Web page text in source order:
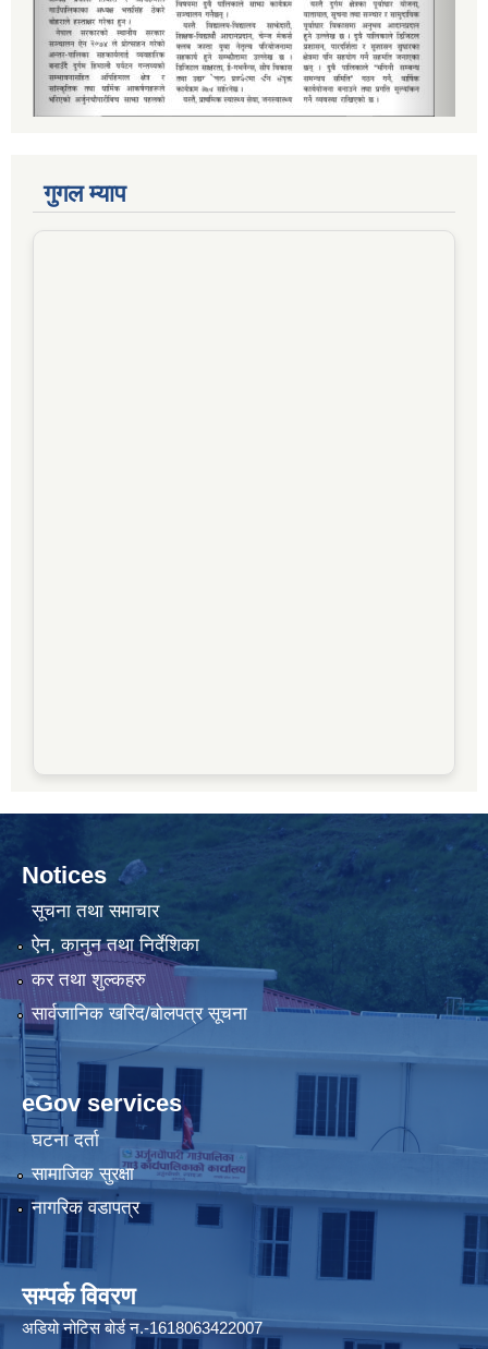
गुगल म्याप
Notices
सूचना तथा समाचार
ऐन, कानुन तथा निर्देशिका
कर तथा शुल्कहरु
सार्वजानिक खरिद/बोलपत्र सूचना
eGov services
घटना दर्ता
सामाजिक सुरक्षा
नागरिक वडापत्र
सम्पर्क विवरण
अडियो नोटिस बोर्ड न.-1618063422007